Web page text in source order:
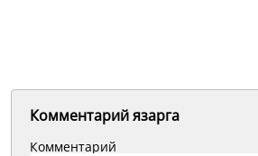
Комментарий язарга
Комментарий